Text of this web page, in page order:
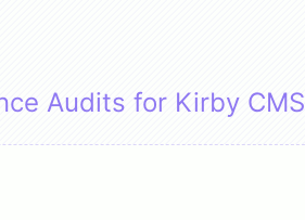
Audits for Kirby CMS